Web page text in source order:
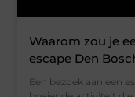
Waarom zou je
escape Den
Een bezoek aan een